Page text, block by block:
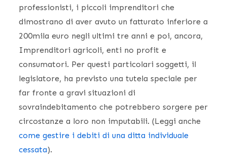
professionisti, i piccoli imprenditori che
dimostrano di aver avuto un fatturato inferiore a
200mila euro negli ultimi tre anni e poi, ancora,
Imprenditori agricoli, enti no profit e
consumatori. Per questi particolari soggetti, il
legislatore, ha previsto una tutela speciale per
far fronte a gravi situazioni di
sovraindebitamento che potrebbero sorgere per
circostanze a loro non imputabili. (Leggi anche
come gestire i debiti di una ditta individuale
cessata).